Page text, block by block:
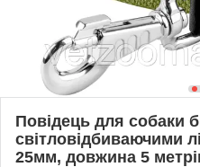
Повідець для собаки
світловідбиваючими
25мм, довжина 5